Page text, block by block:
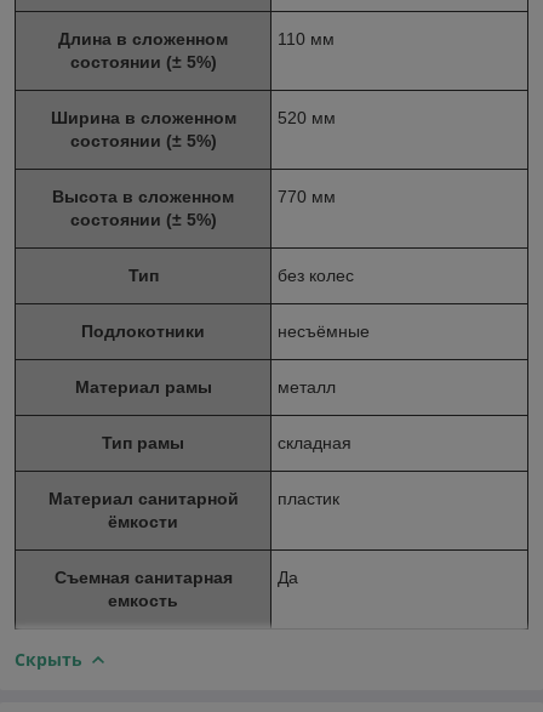
Длина в сложенном
состоянии (± 5%)
110 мм
Ширина в сложенном
состоянии (± 5%)
520 мм
Высота в сложенном
состоянии (± 5%)
770 мм
Тип без колес
Подлокотники несъёмные
Материал рамы металл
Тип рамы складная
Материал санитарной
ёмкости
пластик
Съемная санитарная
емкость
Да
Скрыть